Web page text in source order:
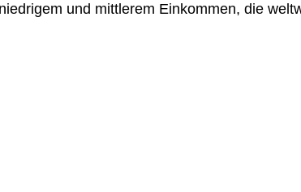
und mittlerem Einkommen, die